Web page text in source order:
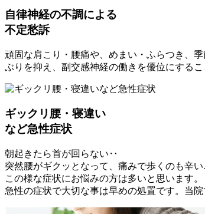
自律神経の不調による
不定愁訴
頑固な肩こり・腰痛や、めまい・ふらつき、
ぶりを抑え、副交感神経の働きを優位にする
ギックリ腰・寝違い
など急性症状
朝起きたら首が回らない‥
突然腰がギクッとなって、痛みで歩くのも辛
この様な症状にお悩みの方は多いと思います。
急性の症状で大切な事は早めの処置です。当